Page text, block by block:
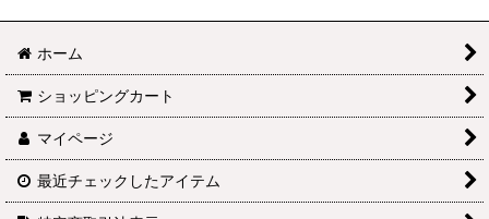
ホーム
ショッピングカート
マイページ
最近チェックしたアイテム